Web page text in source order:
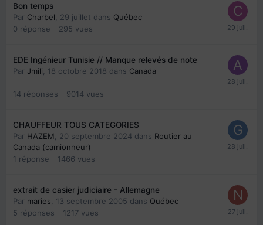
Bon temps
Par Charbel 29 juillet dans Québec
0 réponse 295 vues
EDE Ingénieur Tunisie // Manque relevés de note
Par Jmili 18 octobre 2018 dans Canada
14 réponses 9014 vues
CHAUFFEUR TOUS CATEGORIES
Par HAZEM 20 septembre 2024 dans Routier au
Canada (camionneur)
1 réponse 1466 vues
extrait de casier judiciaire - Allemagne
Par maries 13 septembre 2005 dans Québec
5 réponses 1217 vues